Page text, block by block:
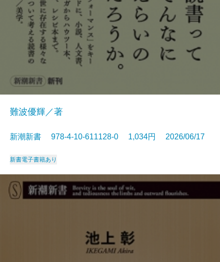
難波優輝／著
新潮新書 978-4-10-611128-0 1,034円 2026/06/17
新書電子書籍あり